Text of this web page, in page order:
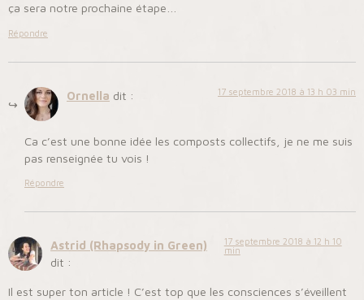
ça sera notre prochaine étape…
Répondre
Ornella dit : 17 septembre 2018 à 13 h 03 min
Ca c’est une bonne idée les composts collectifs, je ne me suis
pas renseignée tu vois !
Répondre
Astrid (Rhapsody in Green)
dit :
17 septembre 2018 à 12 h 10
min
Il est super ton article ! C’est top que les consciences s’éveillent